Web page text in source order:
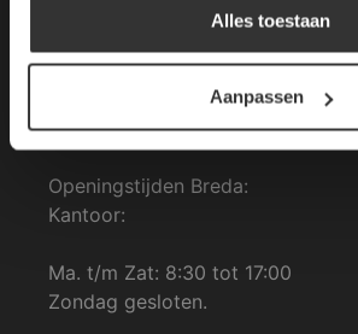
Alles toestaan
Aanpassen
tel: 076-3030554
E-mail: info@vdh-vd.nl
Openingstijden Breda:
Kantoor:
Ma. t/m Zat: 8:30 tot 17:00
Zondag gesloten.
DETAILS WEERGEVEN